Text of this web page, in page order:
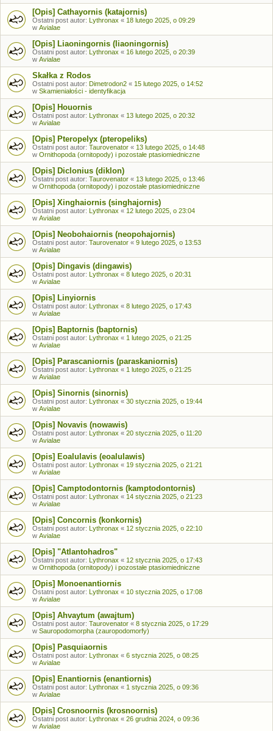
[Opis] Cathayornis (katajornis)
Ostatni post autor: Lythronax « 18 lutego 2025, o 09:29
w Avialae
[Opis] Liaoningornis (liaoningornis)
Ostatni post autor: Lythronax « 16 lutego 2025, o 20:39
w Avialae
Skałka z Rodos
Ostatni post autor: Dimetrodon2 « 15 lutego 2025, o 14:52
w Skamieniałości - identyfikacja
[Opis] Houornis
Ostatni post autor: Lythronax « 13 lutego 2025, o 20:32
w Avialae
[Opis] Pteropelyx (pteropeliks)
Ostatni post autor: Taurovenator « 13 lutego 2025, o 14:48
w Ornithopoda (ornitopody) i pozostałe ptasiomiedniczne
[Opis] Diclonius (diklon)
Ostatni post autor: Taurovenator « 13 lutego 2025, o 13:46
w Ornithopoda (ornitopody) i pozostałe ptasiomiedniczne
[Opis] Xinghaiornis (singhajornis)
Ostatni post autor: Lythronax « 12 lutego 2025, o 23:04
w Avialae
[Opis] Neobohaiornis (neopohajornis)
Ostatni post autor: Taurovenator « 9 lutego 2025, o 13:53
w Avialae
[Opis] Dingavis (dingawis)
Ostatni post autor: Lythronax « 8 lutego 2025, o 20:31
w Avialae
[Opis] Linyiornis
Ostatni post autor: Lythronax « 8 lutego 2025, o 17:43
w Avialae
[Opis] Baptornis (baptornis)
Ostatni post autor: Lythronax « 1 lutego 2025, o 21:25
w Avialae
[Opis] Parascaniornis (paraskaniornis)
Ostatni post autor: Lythronax « 1 lutego 2025, o 21:25
w Avialae
[Opis] Sinornis (sinornis)
Ostatni post autor: Lythronax « 30 stycznia 2025, o 19:44
w Avialae
[Opis] Novavis (nowawis)
Ostatni post autor: Lythronax « 20 stycznia 2025, o 11:20
w Avialae
[Opis] Eoalulavis (eoalulawis)
Ostatni post autor: Lythronax « 19 stycznia 2025, o 21:21
w Avialae
[Opis] Camptodontornis (kamptodontornis)
Ostatni post autor: Lythronax « 14 stycznia 2025, o 21:23
w Avialae
[Opis] Concornis (konkornis)
Ostatni post autor: Lythronax « 12 stycznia 2025, o 22:10
w Avialae
[Opis] "Atlantohadros"
Ostatni post autor: Lythronax « 12 stycznia 2025, o 17:43
w Ornithopoda (ornitopody) i pozostałe ptasiomiedniczne
[Opis] Monoenantiornis
Ostatni post autor: Lythronax « 10 stycznia 2025, o 17:08
w Avialae
[Opis] Ahvaytum (awajtum)
Ostatni post autor: Taurovenator « 8 stycznia 2025, o 17:29
w Sauropodomorpha (zauropodomorfy)
[Opis] Pasquiaornis
Ostatni post autor: Lythronax « 6 stycznia 2025, o 08:25
w Avialae
[Opis] Enantiornis (enantiornis)
Ostatni post autor: Lythronax « 1 stycznia 2025, o 09:36
w Avialae
[Opis] Crosnoornis (krosnoornis)
Ostatni post autor: Lythronax « 26 grudnia 2024, o 09:36
w Avialae